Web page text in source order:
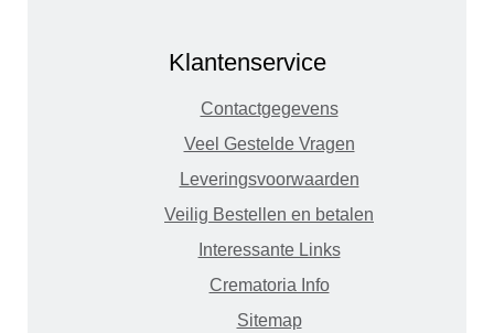
Klantenservice
Contactgegevens
Veel Gestelde Vragen
Leveringsvoorwaarden
Veilig Bestellen en betalen
Interessante Links
Crematoria Info
Sitemap